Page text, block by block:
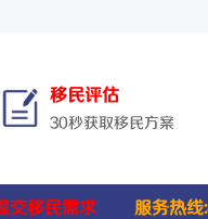
移民评估
30秒获取移民方案
交移民需求 服务热